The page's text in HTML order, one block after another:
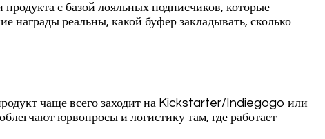
с базой лояльных подписчиков, которые
награды реальны, какой буфер закладывать, сколько
чаще всего заходит на Kickstarter/Indiegogo или
юрвопросы и логистику там, где работает